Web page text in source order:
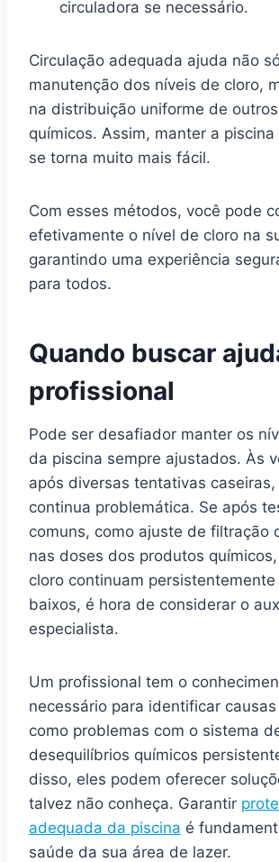
circuladora se necessário.
Circulação adequada ajuda não
manutenção dos níveis de cloro,
na distribuição uniforme de
químicos. Assim, manter a
se torna muito mais fácil.
Com esses métodos, você pode
efetivamente o nível de cloro na
garantindo uma experiência
para todos.
Quando buscar
profissional
Pode ser desafiador manter os
da piscina sempre ajustados. Às
após diversas tentativas
continua problemática. Se após
comuns, como ajuste de filtração
nas doses dos produtos
cloro continuam
baixos, é hora de considerar o
especialista.
Um profissional tem o
necessário para identificar
como problemas com o sistema
desequilíbrios químicos
disso, eles podem oferecer
talvez não conheça. Garantir
adequada da piscina é
saúde da sua área de lazer.